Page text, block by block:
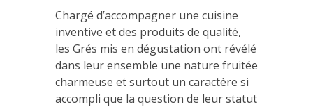
Chargé d’accompagner une cuisine
inventive et des produits de qualité,
les Grés mis en dégustation ont révélé
dans leur ensemble une nature fruitée
charmeuse et surtout un caractère si
accompli que la question de leur statut